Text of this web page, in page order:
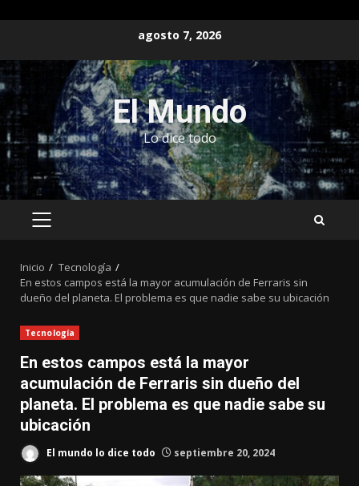
contenido
agosto 7, 2026
El Mundo
Lo dice todo
MENÚ
Inicio
Tecnología
En estos campos está la mayor acumulación de Ferraris sin
dueño del planeta. El problema es que nadie sabe su ubicación
Tecnología
En estos campos está la mayor
acumulación de Ferraris sin dueño del
planeta. El problema es que nadie sabe su
ubicación
El mundo lo dice todo septiembre 20, 2024